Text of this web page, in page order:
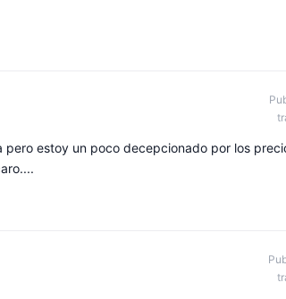
estoy un poco decepcionado por los